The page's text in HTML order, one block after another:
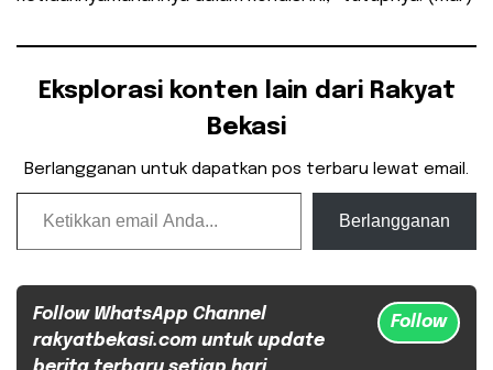
Eksplorasi konten lain dari Rakyat
Bekasi
Berlangganan untuk dapatkan pos terbaru lewat email.
Ketikkan email Anda...
Berlangganan
Follow WhatsApp Channel
rakyatbekasi.com untuk update
Follow